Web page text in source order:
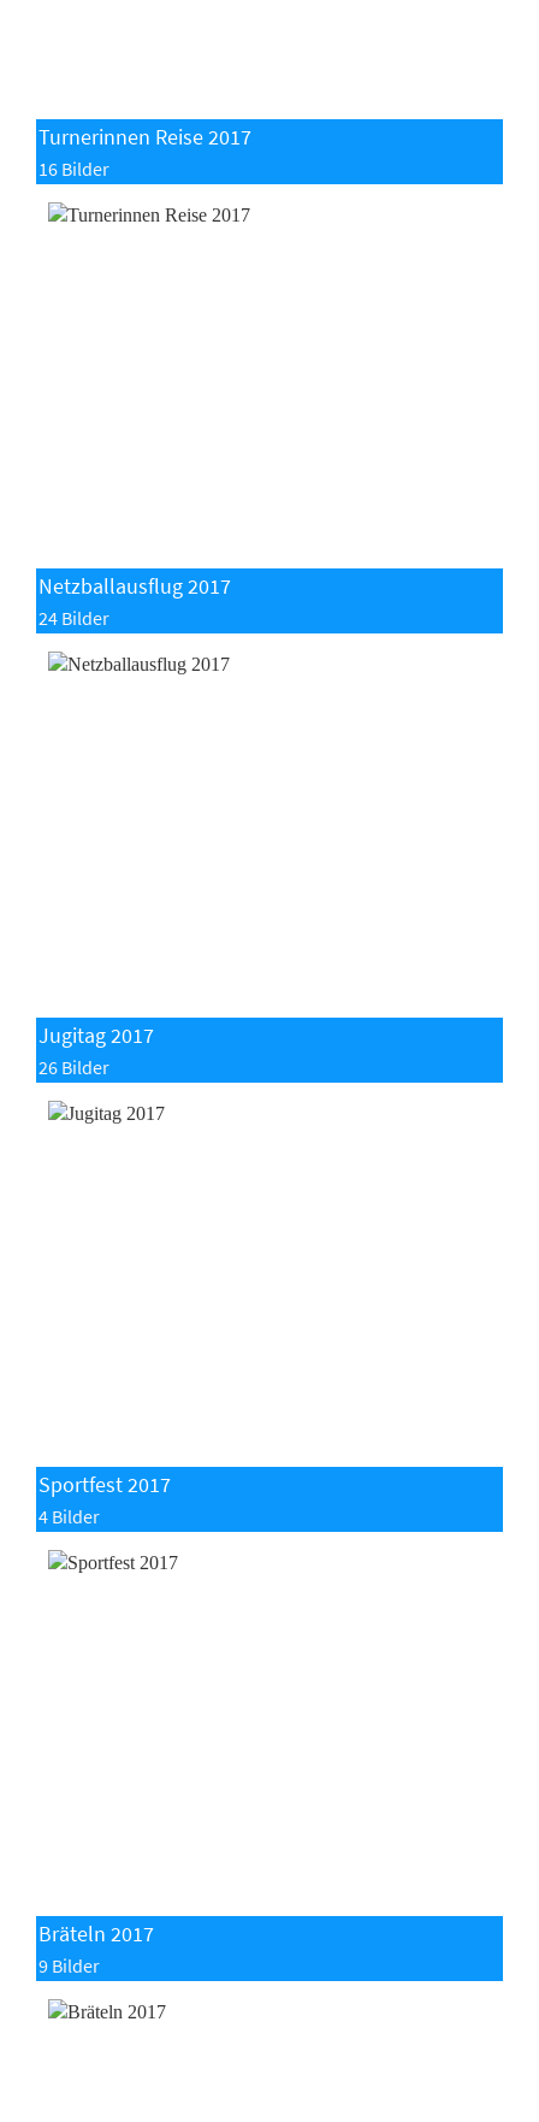
Turnerinnen Reise 2017
16 Bilder
Netzballausflug 2017
24 Bilder
Jugitag 2017
26 Bilder
Sportfest 2017
4 Bilder
Bräteln 2017
9 Bilder